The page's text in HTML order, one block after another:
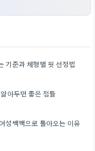
기준과 체형별 핏 선정법
아두면 좋은 점들
성백팩으로 돌아오는 이유